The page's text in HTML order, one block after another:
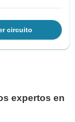
circuito
expertos en